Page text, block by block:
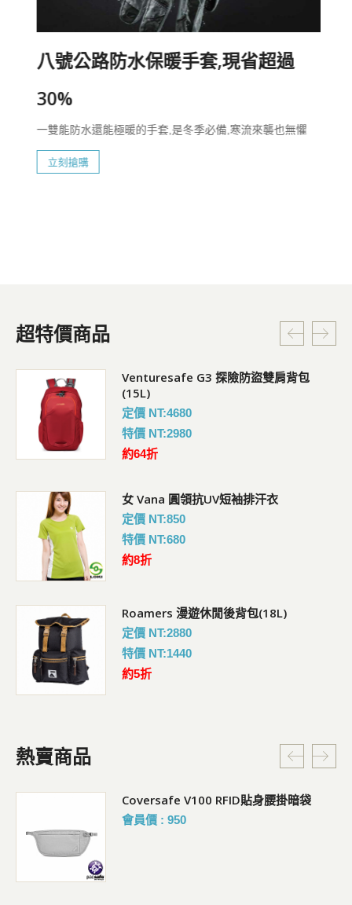
八號公路防水保暖手套,現省超過
30%
一雙能防水還能極暖的手套,是冬季必備,寒流來襲也無懼
立刻搶購
超特價商品
Venturesafe G3 探險防盜雙肩背包
(15L)
定價 NT:4680
特價 NT:2980
約64折
女 Vana 圓領抗UV短袖排汗衣
定價 NT:850
特價 NT:680
約8折
Roamers 漫遊休閒後背包(18L)
定價 NT:2880
特價 NT:1440
約5折
超輕三節式健行登山杖(2入)
定價 NT:3760
特價 NT:2480
約66折
Venturesafe G3 探險防盜雙肩後背包
(28L)
定價 NT:5980
特價 NT:3980
約66折
抗UV遮陽休閒帽(臉/肩頸部防曬設計)
定價 NT:850
特價 NT:590
約69折
熱賣商品
Coversafe V100 RFID貼身腰掛暗袋
會員價 : 950